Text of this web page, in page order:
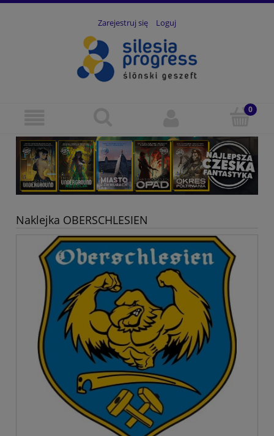
Zarejestruj się Loguj
Naklejka OBERSCHLESIEN